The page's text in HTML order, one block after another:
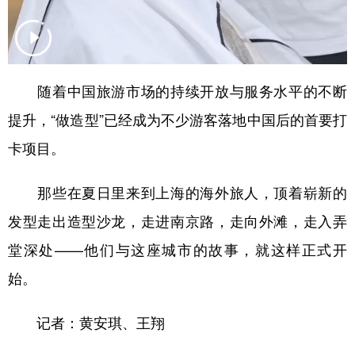
随着中国旅游市场的持续开放与服务水平的不断
提升，“做造型”已经成为不少游客落地中国后的首要打
卡项目。
那些在夏日里来到上海的海外旅人，顶着崭新的
发型走出造型沙龙，走进南京路，走向外滩，走入弄
堂深处——他们与这座城市的故事，就这样正式开
始。
记者：黄安琪、王翔